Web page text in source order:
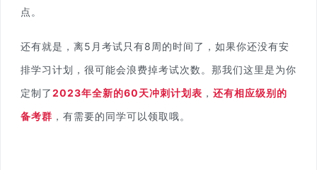
点。
还有就是，离5月考试只有8周的时间了，如果你还没有安
排学习计划，很可能会浪费掉考试次数。 那我们这里是为你
定制了2023年全新的60天冲刺计划表 ， 还有相应级别的
备考群 ，有需要的同学可以领取哦。